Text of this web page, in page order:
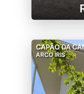
CAPÃO DA
ARCO IRIS